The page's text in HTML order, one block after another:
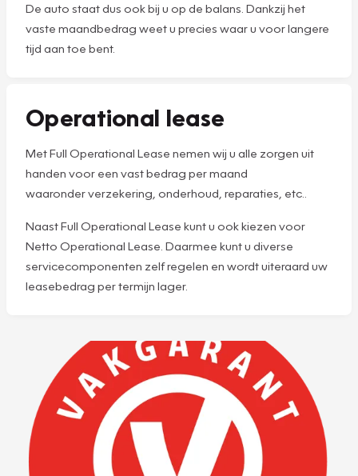
De auto staat dus ook bij u op de balans. Dankzij het
vaste maandbedrag weet u precies waar u voor langere
tijd aan toe bent.
Operational lease
Met Full Operational Lease nemen wij u alle zorgen uit
handen voor een vast bedrag per maand
waaronder verzekering, onderhoud, reparaties, etc..
Naast Full Operational Lease kunt u ook kiezen voor
Netto Operational Lease. Daarmee kunt u diverse
servicecomponenten zelf regelen en wordt uiteraard uw
leasebedrag per termijn lager.